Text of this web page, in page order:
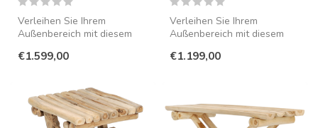
Verleihen Sie Ihrem
Außenbereich mit diesem
Wärme un...
€1.599,00
Verleihen Sie Ihrem
Außenbereich mit diesem
Wärme un...
€1.199,00